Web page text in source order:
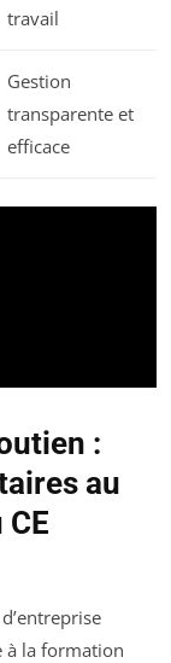
travail
Gestion
transparente et
efficace
:
au
à la formation